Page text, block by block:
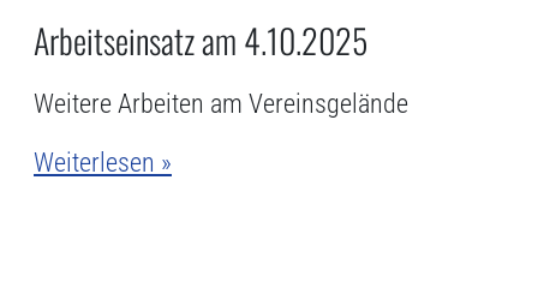
Arbeitseinsatz am 4.10.2025
Weitere Arbeiten am Vereinsgelände
Weiterlesen »